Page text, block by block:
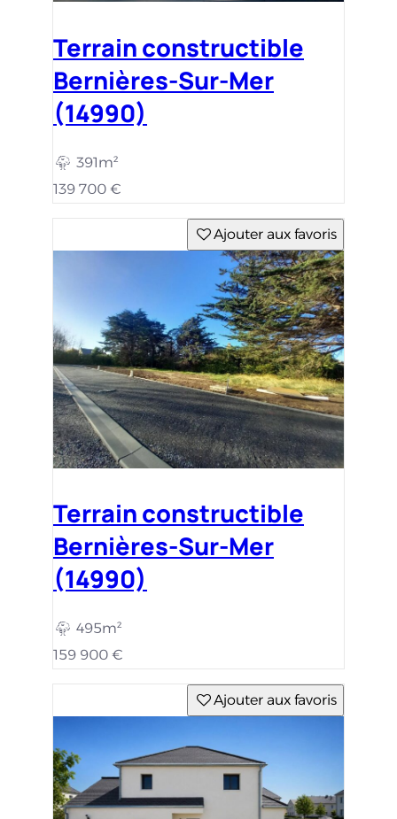
Terrain constructible
Bernières-Sur-Mer
(14990)
391m²
139 700 €
Ajouter aux favoris
Terrain constructible
Bernières-Sur-Mer
(14990)
495m²
159 900 €
Ajouter aux favoris